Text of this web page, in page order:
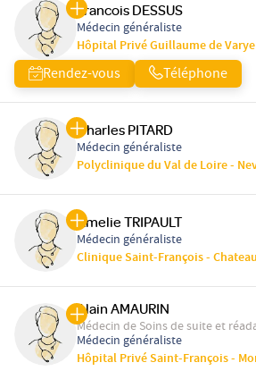
Francois DESSUS
Médecin généraliste
Hôpital Privé Guillaume de
Rendez-vous Téléphone
Charles PITARD
Médecin généraliste
Polyclinique du Val de Loire -
Amelie TRIPAULT
Médecin généraliste
Clinique Saint-François -
Alain AMAURIN
Médecin de Soins de suite et
Médecin généraliste
Hôpital Privé Saint-François -